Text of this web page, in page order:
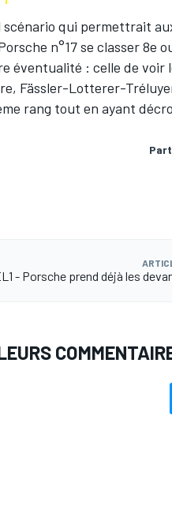
scénario qui permettrait
n°17 se classer 8e
éventualité : celle de
Fässler-Lotterer-
rang tout en ayant
- Porsche prend déjà les